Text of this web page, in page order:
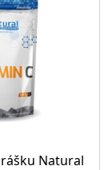
Natural